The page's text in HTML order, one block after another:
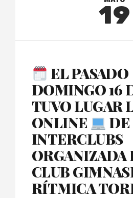
19
EL PASADO
DOMINGO 16
TUVO LUGAR
ONLINE
INTERCLUBS
ORGANIZADA
CLUB
RÍTMICA